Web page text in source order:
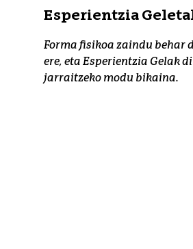
Esperientzia
Forma fisikoa zaindu behar
ere, eta Esperientzia Gelak
jarraitzeko modu bikaina.